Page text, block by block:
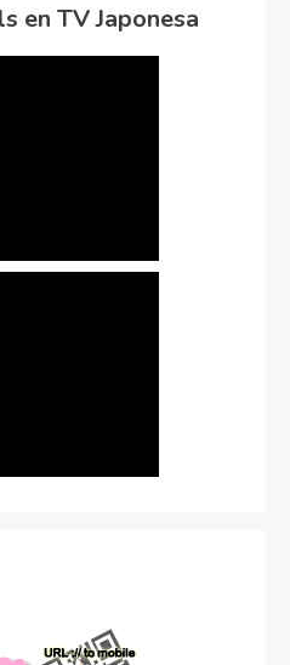
en TV Japonesa